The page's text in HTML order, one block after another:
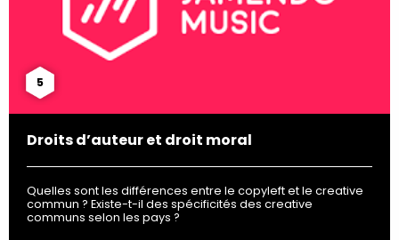
5
Droits d’auteur et droit moral
Quelles sont les différences entre le copyleft et le creative
commun ? Existe-t-il des spécificités des creative
communs selon les pays ?